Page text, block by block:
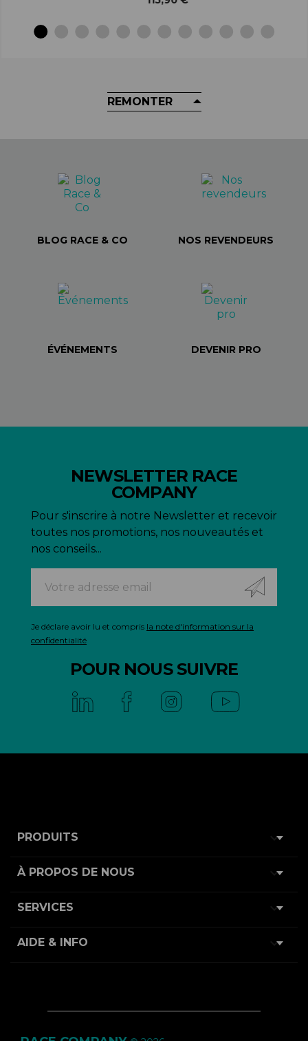
REMONTER
BLOG RACE & CO NOS REVENDEURS
ÉVÉNEMENTS DEVENIR PRO
NEWSLETTER RACE
COMPANY
Pour s'inscrire à notre Newsletter et recevoir
toutes nos promotions, nos nouveautés et
nos conseils...
Je déclare avoir lu et compris la note d'information sur la
confidentialité
POUR NOUS SUIVRE
PRODUITS 
À PROPOS DE NOUS 
SERVICES 
AIDE & INFO 